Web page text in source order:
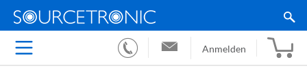
Anmelden